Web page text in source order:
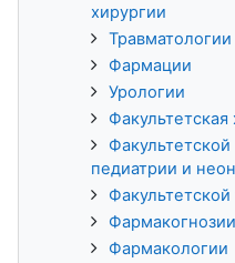
хирургии
Фармации
Урологии
Факультетская
педиатрии и
Фармакологии